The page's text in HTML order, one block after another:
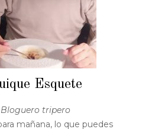
Esquete
Bloguero tripero
mañana, lo que puedes